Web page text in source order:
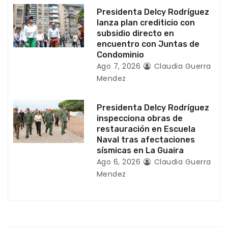
a
d
Presidenta Delcy Rodríguez
lanza plan crediticio con
subsidio directo en
encuentro con Juntas de
Condominio
Ago 7, 2026
Claudia Guerra
Mendez
Presidenta Delcy Rodríguez
inspecciona obras de
restauración en Escuela
Naval tras afectaciones
sísmicas en La Guaira
Ago 6, 2026
Claudia Guerra
Mendez